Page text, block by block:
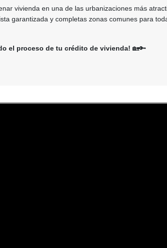
vivienda en una de las urbanizaciones más
garantizada y completas zonas comunes para
el proceso de tu crédito de vivienda! 🏡🔑